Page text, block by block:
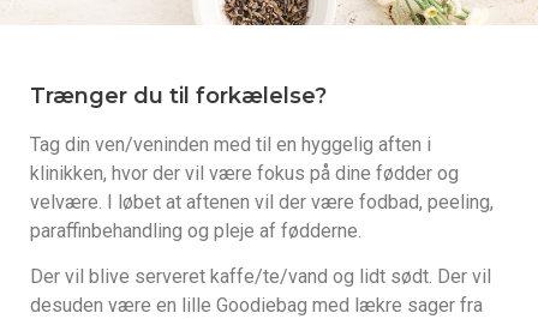
Trænger du til forkælelse?
Tag din ven/veninden med til en hyggelig aften i
klinikken, hvor der vil være fokus på dine fødder og
velvære. I løbet at aftenen vil der være fodbad, peeling,
paraffinbehandling og pleje af fødderne.
Der vil blive serveret kaffe/te/vand og lidt sødt. Der vil
desuden være en lille Goodiebag med lækre sager fra